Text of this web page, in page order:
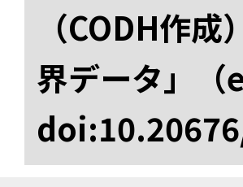
（CODH作
界データ」